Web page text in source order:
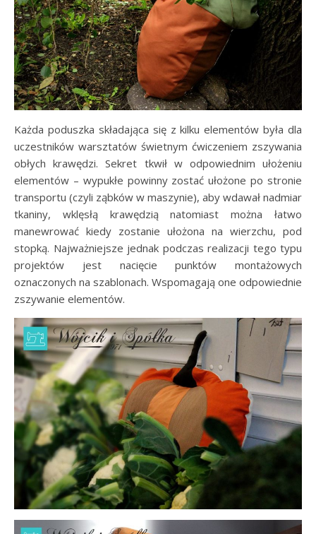
Każda poduszka składająca się z kilku elementów była dla
uczestników warsztatów świetnym ćwiczeniem zszywania
obłych krawędzi. Sekret tkwił w odpowiednim ułożeniu
elementów – wypukłe powinny zostać ułożone po stronie
transportu (czyli ząbków w maszynie), aby wdawał nadmiar
tkaniny, wklęsłą krawędzią natomiast można łatwo
manewrować kiedy zostanie ułożona na wierzchu, pod
stopką. Najważniejsze jednak podczas realizacji tego typu
projektów jest nacięcie punktów montażowych
oznaczonych na szablonach. Wspomagają one odpowiednie
zszywanie elementów.